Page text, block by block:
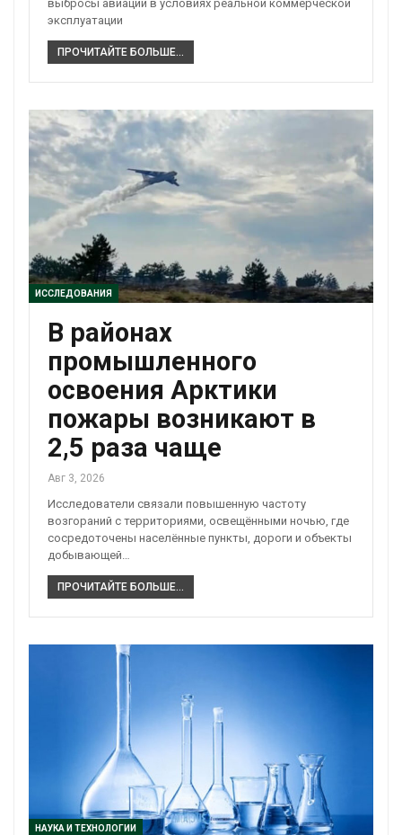
выбросы авиации в условиях реальной коммерческой
эксплуатации
ПРОЧИТАЙТЕ БОЛЬШЕ...
ИССЛЕДОВАНИЯ
В районах
промышленного
освоения Арктики
пожары возникают в
2,5 раза чаще
Авг 3, 2026
Исследователи связали повышенную частоту
возгораний с территориями, освещёнными ночью, где
сосредоточены населённые пункты, дороги и объекты
добывающей…
ПРОЧИТАЙТЕ БОЛЬШЕ...
НАУКА И ТЕХНОЛОГИИ